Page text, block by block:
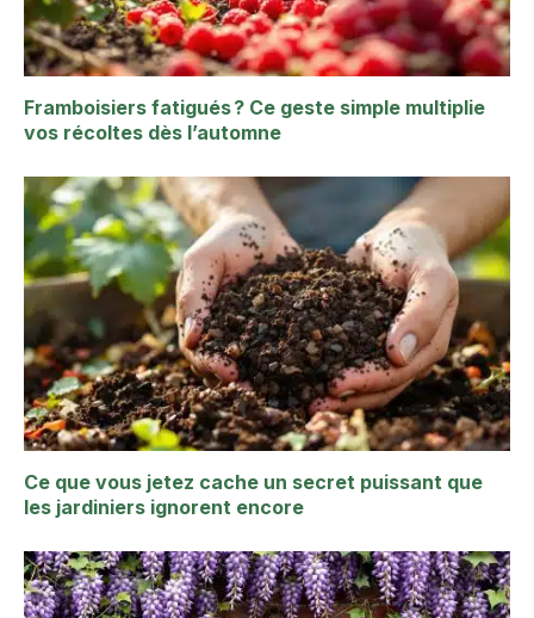
Framboisiers fatigués ? Ce geste simple multiplie
vos récoltes dès l’automne
Ce que vous jetez cache un secret puissant que
les jardiniers ignorent encore